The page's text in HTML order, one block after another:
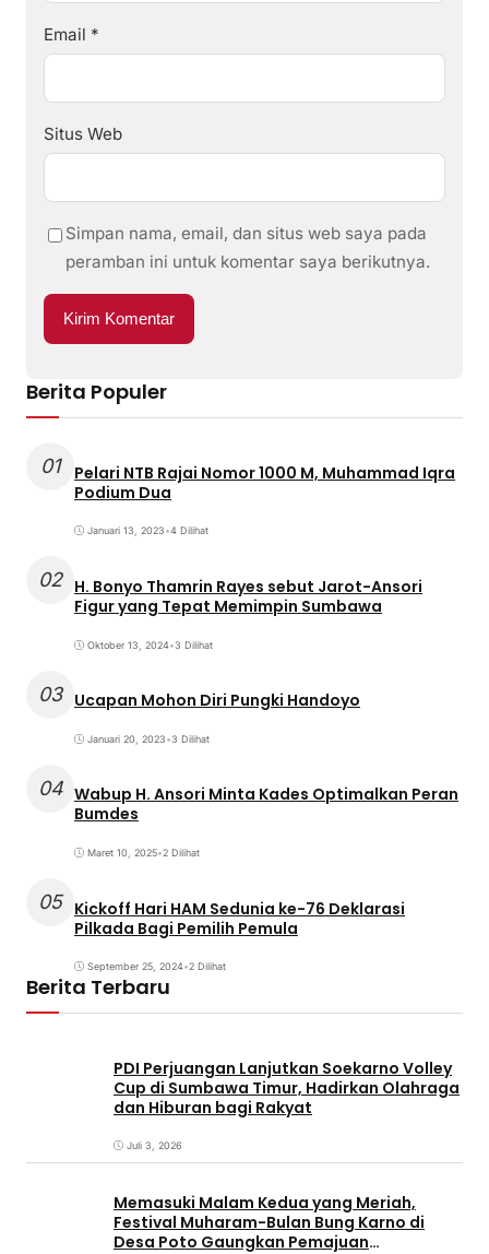
Email *
Situs Web
Simpan nama, email, dan situs web saya pada
peramban ini untuk komentar saya berikutnya.
Berita Populer
01
Pelari NTB Rajai Nomor 1000 M, Muhammad Iqra
Podium Dua
Januari 13, 2023•4 Dilihat
02 H. Bonyo Thamrin Rayes sebut Jarot-Ansori
Figur yang Tepat Memimpin Sumbawa
Oktober 13, 2024•3 Dilihat
03 Ucapan Mohon Diri Pungki Handoyo
Januari 20, 2023•3 Dilihat
04 Wabup H. Ansori Minta Kades Optimalkan Peran
Bumdes
Maret 10, 2025•2 Dilihat
05 Kickoff Hari HAM Sedunia ke-76 Deklarasi
Pilkada Bagi Pemilih Pemula
September 25, 2024•2 Dilihat
Berita Terbaru
PDI Perjuangan Lanjutkan Soekarno Volley
Cup di Sumbawa Timur, Hadirkan Olahraga
dan Hiburan bagi Rakyat
Juli 3, 2026
Memasuki Malam Kedua yang Meriah,
Festival Muharam-Bulan Bung Karno di
Desa Poto Gaungkan Pemajuan